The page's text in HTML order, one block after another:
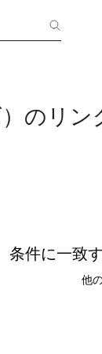
のリン
条件に一致
他